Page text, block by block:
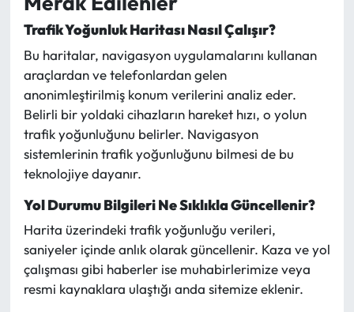
Trafik Yoğunluk Haritası Nasıl Çalışır?
Bu haritalar, navigasyon uygulamalarını kullanan
araçlardan ve telefonlardan gelen
anonimleştirilmiş konum verilerini analiz eder.
Belirli bir yoldaki cihazların hareket hızı, o yolun
trafik yoğunluğunu belirler. Navigasyon
sistemlerinin trafik yoğunluğunu bilmesi de bu
teknolojiye dayanır.
Yol Durumu Bilgileri Ne Sıklıkla Güncellenir?
Harita üzerindeki trafik yoğunluğu verileri,
saniyeler içinde anlık olarak güncellenir. Kaza ve yol
çalışması gibi haberler ise muhabirlerimize veya
resmi kaynaklara ulaştığı anda sitemize eklenir.